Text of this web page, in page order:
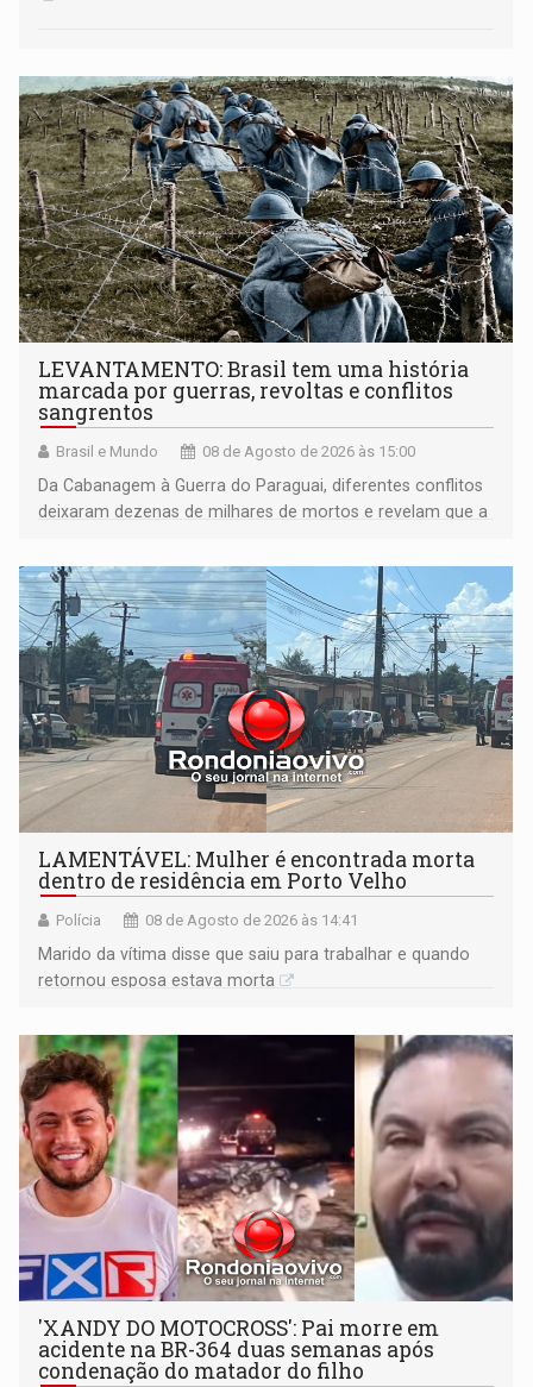
LEVANTAMENTO: Brasil tem uma história
marcada por guerras, revoltas e conflitos
sangrentos
Brasil e Mundo 08 de Agosto de 2026 às 15:00
Da Cabanagem à Guerra do Paraguai, diferentes conflitos
deixaram dezenas de milhares de mortos e revelam que a
territoriais e sociais
LAMENTÁVEL: Mulher é encontrada morta
dentro de residência em Porto Velho
Polícia 08 de Agosto de 2026 às 14:41
Marido da vítima disse que saiu para trabalhar e quando
retornou esposa estava morta
'XANDY DO MOTOCROSS': Pai morre em
acidente na BR-364 duas semanas após
condenação do matador do filho